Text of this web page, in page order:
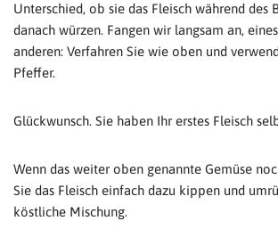
Unterschied, ob sie das Fleisch während des
danach würzen. Fangen wir langsam an,
anderen: Verfahren Sie wie oben und
Pfeffer.
Glückwunsch. Sie haben Ihr erstes Fleisch
Wenn das weiter oben genannte Gemüse
Sie das Fleisch einfach dazu kippen und
köstliche Mischung.